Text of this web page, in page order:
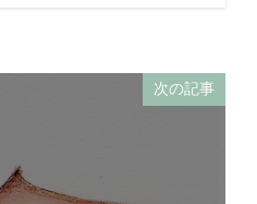
次の記事